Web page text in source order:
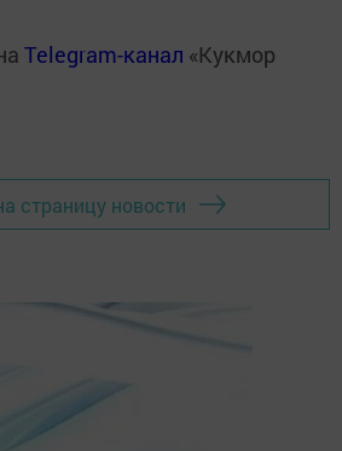
Telegram-канал «Кукмор
страницу новости